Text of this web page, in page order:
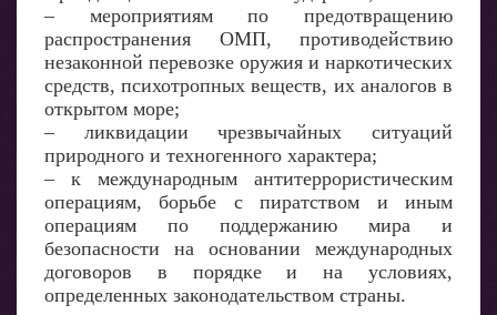
– мероприятиям по предотвращению
распространения ОМП, противодействию
незаконной перевозке оружия и наркотических
средств, психотропных веществ, их аналогов в
открытом море;
– ликвидации чрезвычайных ситуаций
природного и техногенного характера;
– к международным антитеррористическим
операциям, борьбе с пиратством и иным
операциям по поддержанию мира и
безопасности на основании международных
договоров в порядке и на условиях,
определенных законодательством страны.